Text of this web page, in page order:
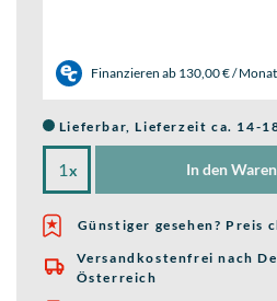
Finanzieren ab 130,00 € / Monat
Lieferbar, Lieferzeit ca. 14-
x In den
Günstiger gesehen? Preis

Versandkostenfrei nach
Österreich